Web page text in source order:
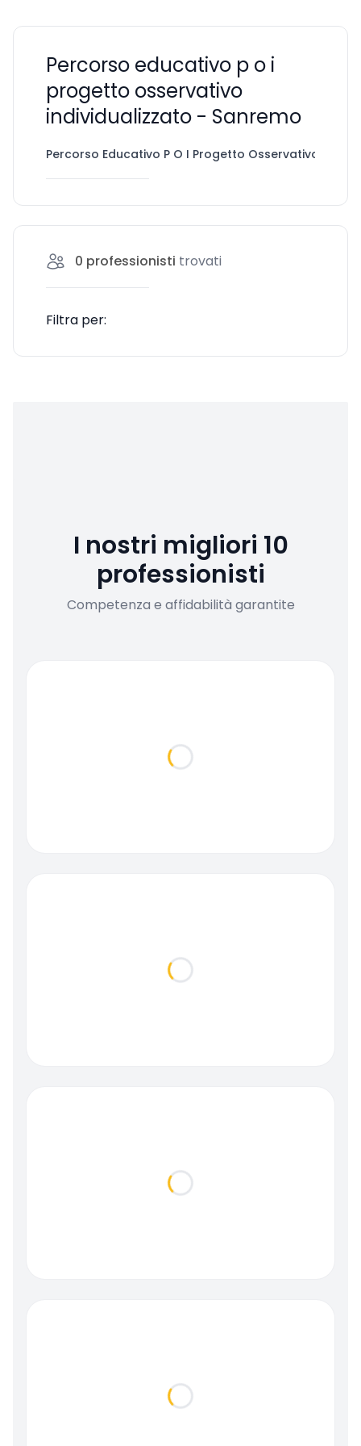
Percorso educativo p o i
progetto osservativo
individualizzato - Sanremo
Percorso Educativo P O I Progetto Osservativo
0 professionisti trovati
Filtra per:
I nostri migliori 10
professionisti
Competenza e affidabilità garantite
Loading...
Loading...
Loading...
Loading...